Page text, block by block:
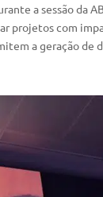
a sessão da
projetos com
a geração de